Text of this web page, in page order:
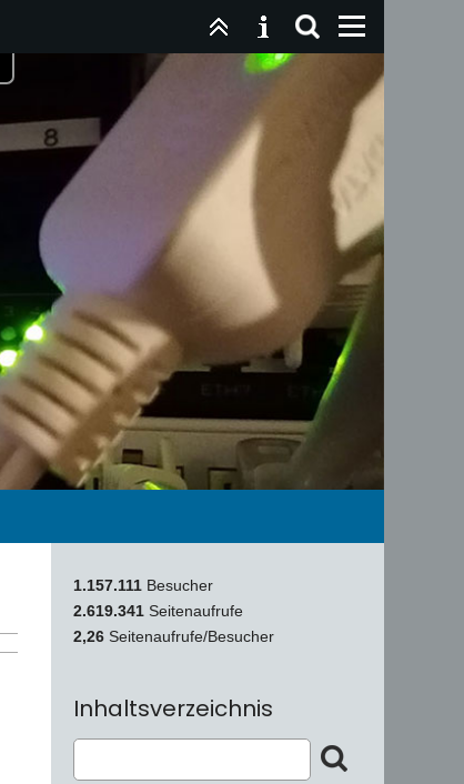
1.157.111 Besucher
2.619.341 Seitenaufrufe
2,26 Seitenaufrufe/Besucher
Inhaltsverzeichnis